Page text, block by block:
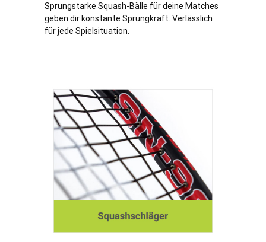
Sprungstarke Squash-Bälle für deine Matches
geben dir konstante Sprungkraft. Verlässlich
für jede Spielsituation.